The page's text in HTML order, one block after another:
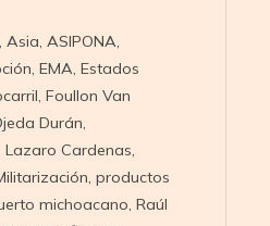
, Asia, ASIPONA,
, EMA, Estados
, Foullon Van
Durán,
Lazaro Cardenas,
, productos
michoacano, Raúl